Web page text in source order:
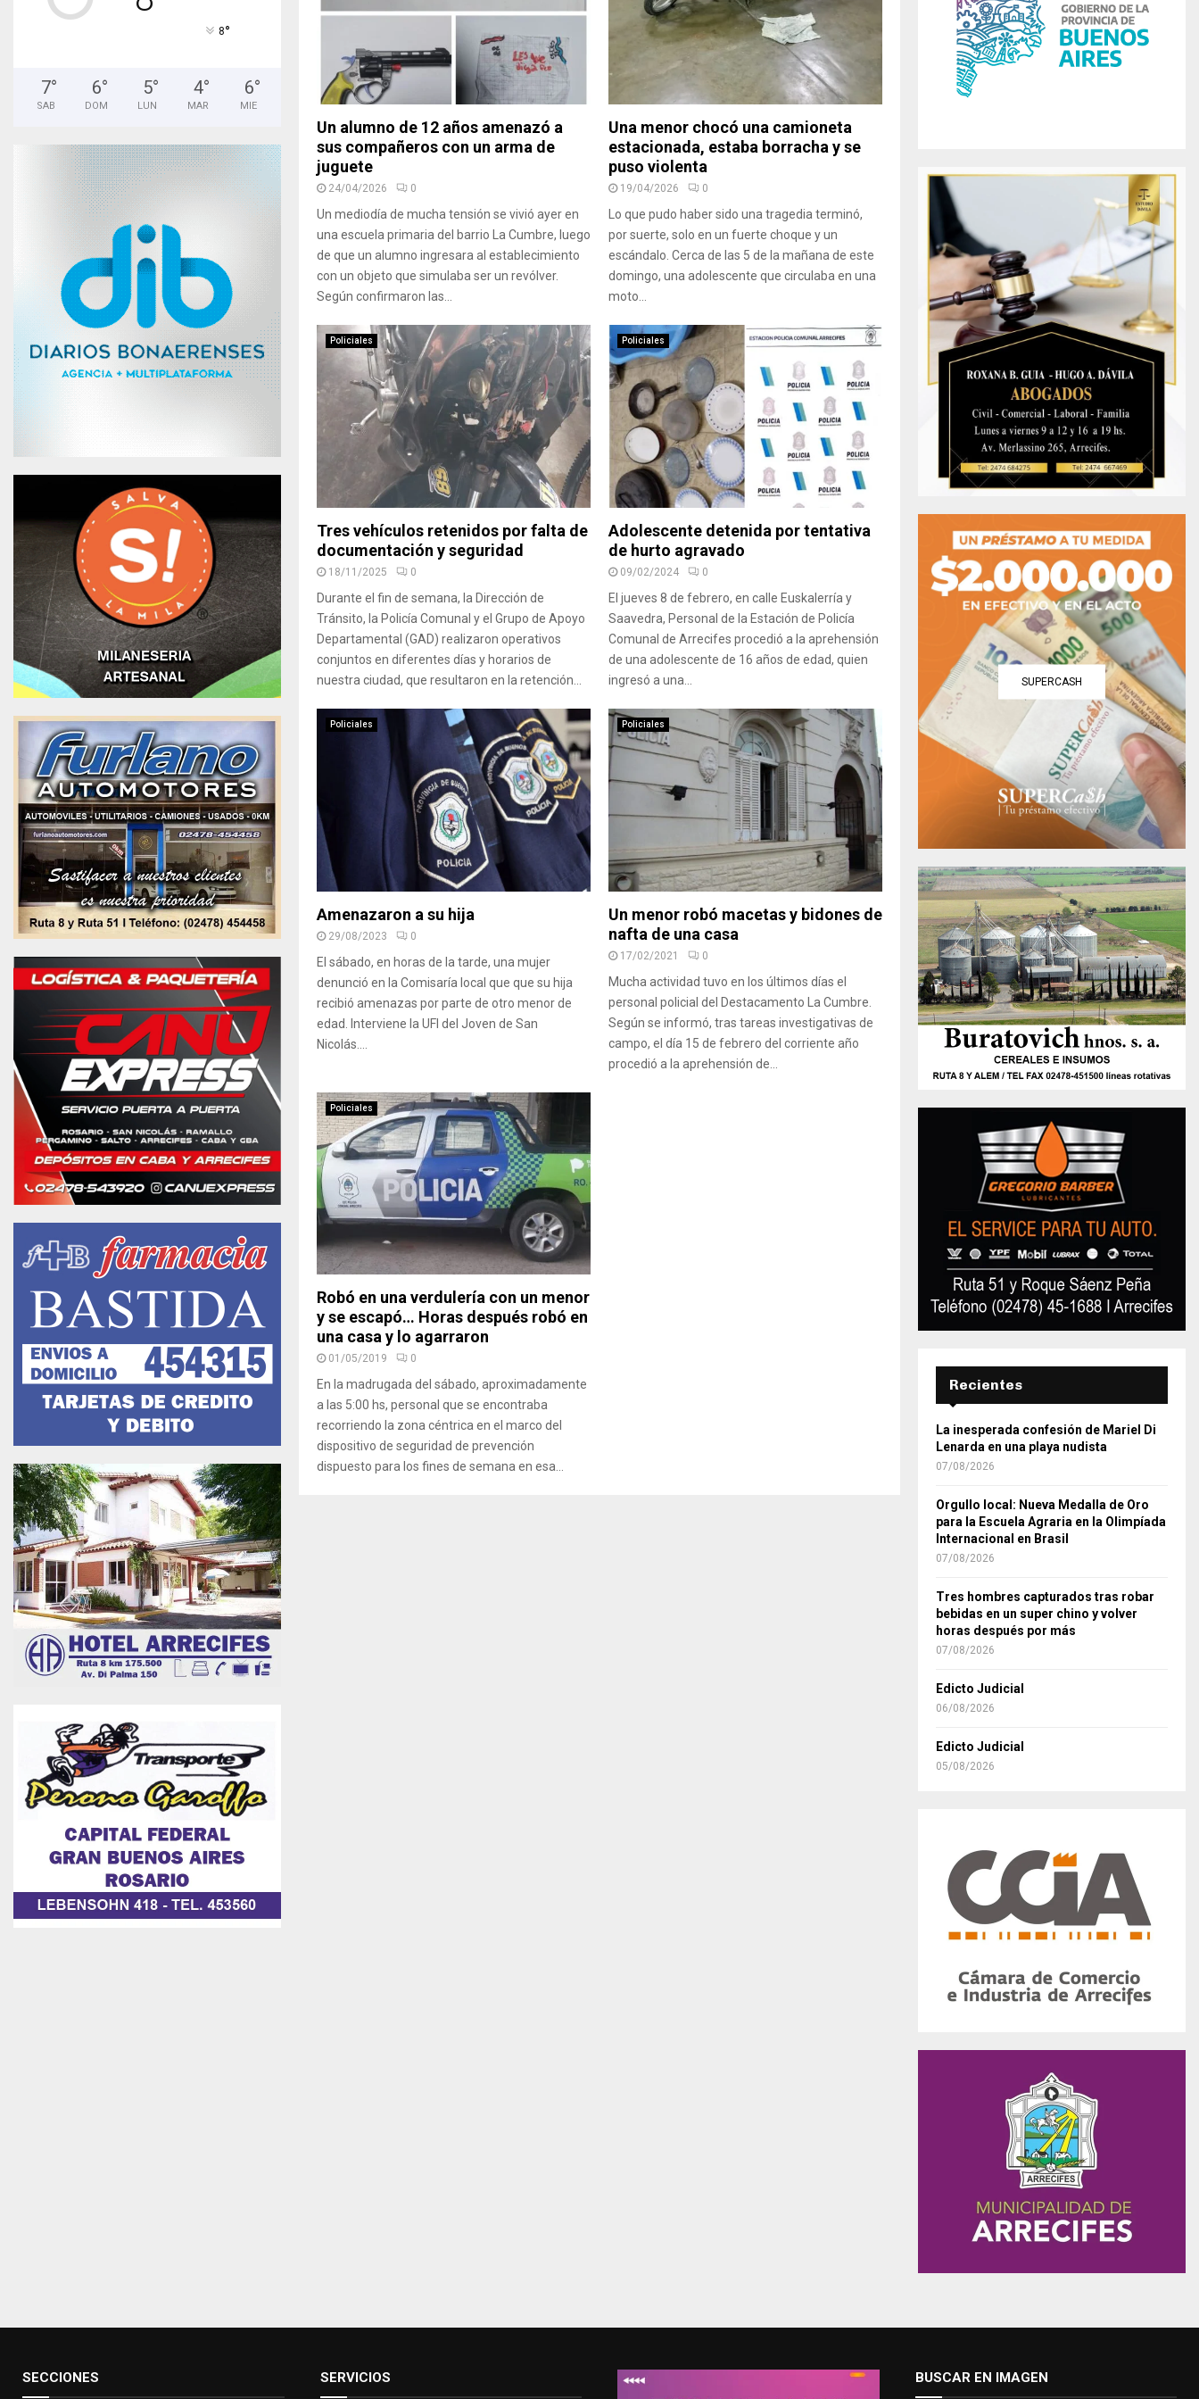
Un alumno de 12 años amenazó a
sus compañeros con un arma de
juguete
24/04/2026 0
Un mediodía de mucha tensión se vivió ayer en
una escuela primaria del barrio La Cumbre, luego
de que un alumno ingresara al establecimiento
con un objeto que simulaba ser un revólver.
Según confirmaron las...
Una menor chocó una camioneta
estacionada, estaba borracha y se
puso violenta
19/04/2026 0
Lo que pudo haber sido una tragedia terminó,
por suerte, solo en un fuerte choque y un
escándalo. Cerca de las 5 de la mañana de este
domingo, una adolescente que circulaba en una
moto...
Policiales
Tres vehículos retenidos por falta de
documentación y seguridad
18/11/2025 0
Durante el fin de semana, la Dirección de
Tránsito, la Policía Comunal y el Grupo de Apoyo
Departamental (GAD) realizaron operativos
conjuntos en diferentes días y horarios de
nuestra ciudad, que resultaron en la retención...
Policiales
Adolescente detenida por tentativa
de hurto agravado
09/02/2024 0
El jueves 8 de febrero, en calle Euskalerría y
Saavedra, Personal de la Estación de Policía
Comunal de Arrecifes procedió a la aprehensión
de una adolescente de 16 años de edad, quien
ingresó a una...
Policiales
Amenazaron a su hija
29/08/2023 0
El sábado, en horas de la tarde, una mujer
denunció en la Comisaría local que que su hija
recibió amenazas por parte de otro menor de
edad. Interviene la UFI del Joven de San
Nicolás....
Policiales
Un menor robó macetas y bidones de
nafta de una casa
17/02/2021 0
Mucha actividad tuvo en los últimos días el
personal policial del Destacamento La Cumbre.
Según se informó, tras tareas investigativas de
campo, el día 15 de febrero del corriente año
procedió a la aprehensión de...
Policiales
Robó en una verdulería con un menor
y se escapó… Horas después robó en
una casa y lo agarraron
01/05/2019 0
En la madrugada del sábado, aproximadamente
a las 5:00 hs, personal que se encontraba
recorriendo la zona céntrica en el marco del
dispositivo de seguridad de prevención
dispuesto para los fines de semana en esa...
8°
7°
SAB
6°
DOM
5°
LUN
4°
MAR
6°
MIE
R
C
SUPERCASH
Recientes
La inesperada confesión de Mariel Di
Lenarda en una playa nudista
07/08/2026
Orgullo local: Nueva Medalla de Oro
para la Escuela Agraria en la Olimpíada
Internacional en Brasil
07/08/2026
Tres hombres capturados tras robar
bebidas en un super chino y volver
horas después por más
07/08/2026
Edicto Judicial
06/08/2026
Edicto Judicial
05/08/2026
SECCIONES SERVICIOS BUSCAR EN IMAGEN